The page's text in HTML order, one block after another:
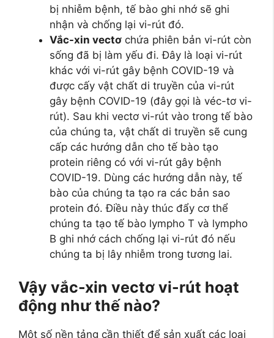
bị nhiễm bệnh, tế bào ghi nhớ sẽ ghi
nhận và chống lại vi-rút đó.
Vắc-xin vectơ chứa phiên bản vi-rút còn
sống đã bị làm yếu đi. Đây là loại vi-rút
khác với vi-rút gây bệnh COVID-19 và
được cấy vật chất di truyền của vi-rút
gây bệnh COVID-19 (đây gọi là véc-tơ vi-
rút). Sau khi vectơ vi-rút vào trong tế bào
của chúng ta, vật chất di truyền sẽ cung
cấp các hướng dẫn cho tế bào tạo
protein riêng có với vi-rút gây bệnh
COVID-19. Dùng các hướng dẫn này, tế
bào của chúng ta tạo ra các bản sao
protein đó. Điều này thúc đẩy cơ thể
chúng ta tạo tế bào lympho T và lympho
B ghi nhớ cách chống lại vi-rút đó nếu
chúng ta bị lây nhiễm trong tương lai.
Vậy vắc-xin vectơ vi-rút hoạt
động như thế nào?
Một số nền tảng cần thiết để sản xuất các loại